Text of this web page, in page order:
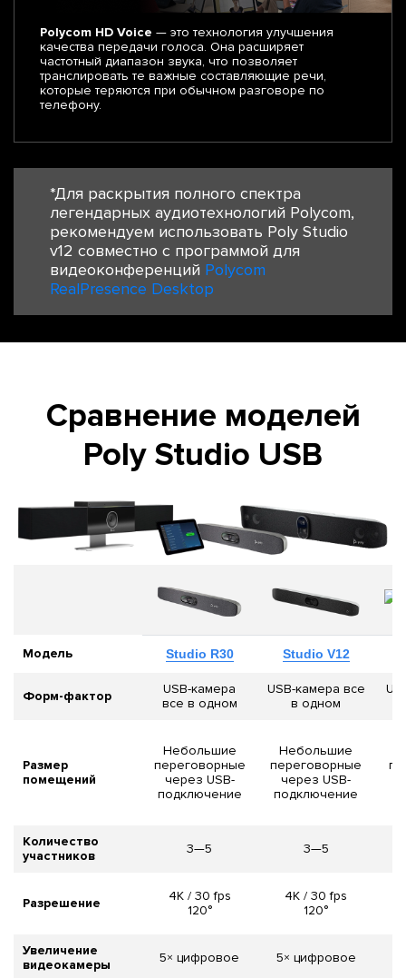
Polycom HD Voice — это технология улучшения
качества передачи голоса. Она расширяет
частотный диапазон звука, что позволяет
транслировать те важные составляющие речи,
которые теряются при обычном разговоре по
телефону.
*Для раскрытия полного спектра
легендарных аудиотехнологий Polycom,
рекомендуем использовать Poly Studio
v12 совместно с программой для
видеоконференций Polycom
RealPresence Desktop
Сравнение моделей
Poly Studio USB
Модель Studio R30 Studio V12
Форм-фактор
USB-камера
все в одном
USB-камера все
в одном
Размер
помещений
Небольшие
переговорные
через USB-
подключение
Небольшие
переговорные
через USB-
подключение
Количество
участников
3—5 3—5
Разрешение
4K / 30 fps
120°
4K / 30 fps
120°
Увеличение
видеокамеры
5× цифровое 5× цифровое